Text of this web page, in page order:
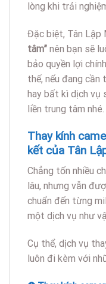
lòng khi trải
Đặc biệt, Tân Lập
tâm” nên bạn sẽ
bảo quyền lợi
thế, nếu đang cần
hay bất kì dịch vụ
liền trung tâm nhé.
Thay kính
kết của Tân
Chẳng tốn nhiều
lâu, nhưng vẫn
chuẩn đến từng
một dịch vụ như
Cụ thể, dịch vụ
luôn đi kèm với